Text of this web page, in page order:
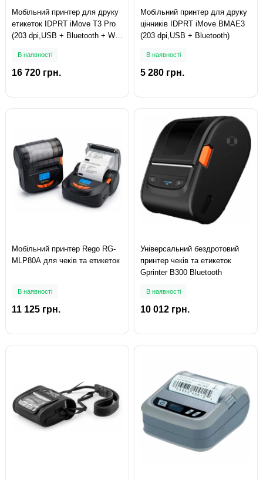
Мобільний принтер для друку
етикеток IDPRT iMove T3 Pro
(203 dpi,USB + Bluetooth + Wi-
В наявності
16 720 грн.
Мобільний принтер для друку
цінників IDPRT iMove BMAE3
(203 dpi,USB + Bluetooth)
В наявності
5 280 грн.
Мобільний принтер Rego RG-
MLP80A для чеків та етикеток
В наявності
11 125 грн.
Універсальний бездротовий
принтер чеків та етикеток
Gprinter B300 Bluetooth
В наявності
10 012 грн.